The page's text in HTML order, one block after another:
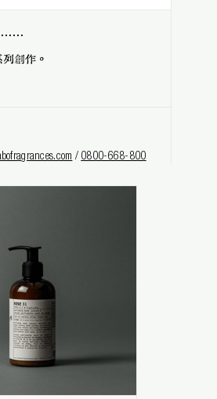
......
創作。
/ 0800-668-800